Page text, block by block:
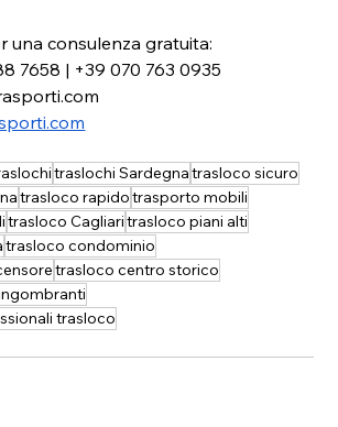
una consulenza gratuita:
7658 | +39 070 763 0935
traslochi Sardegnatrasloco sicuro
trasloco rapidotrasporto mobili
trasloco Cagliaritrasloco piani alti
trasloco condominio
trasloco centro storico
trasloco